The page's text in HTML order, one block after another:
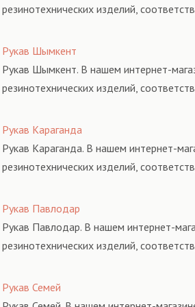
резинотехнических изделий,
Рукав Шымкент
Рукав Шымкент. В нашем интернет-
резинотехнических изделий,
Рукав Караганда
Рукав Караганда. В нашем интернет-
резинотехнических изделий,
Рукав Павлодар
Рукав Павлодар. В нашем интернет-
резинотехнических изделий,
Рукав Семей